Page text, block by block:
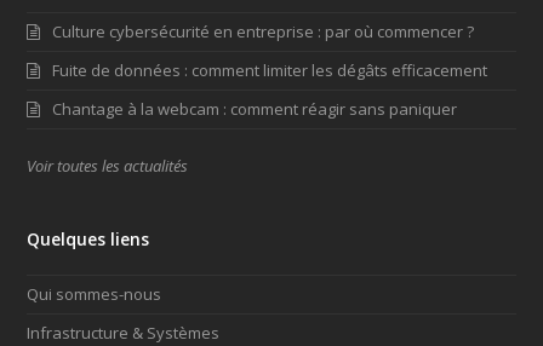
Culture cybersécurité en entreprise : par où commencer ?
Fuite de données : comment limiter les dégâts efficacement
Chantage à la webcam : comment réagir sans paniquer
Voir toutes les actualités
Quelques liens
Qui sommes-nous
Infrastructure & Systèmes